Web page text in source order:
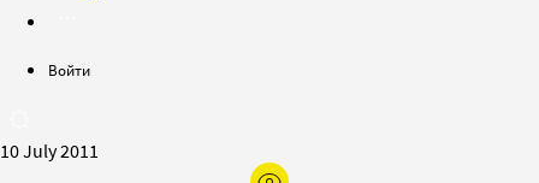
Войти
10 July 2011